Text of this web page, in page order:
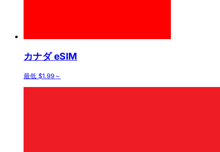
カナダ eSIM
最低 $1.99～